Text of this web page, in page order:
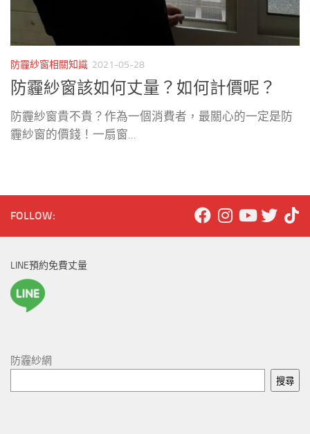
防霾紗窗相關知識 2021-05-28
防霾紗窗該如何丈量？如何計價呢？
防霾紗窗貴不貴？作為一個消費者，最關心的一定是防
霾紗窗的價錢！一扇窗...
FOLLOW:
LINE預約免費丈量
防霾紗網
搜尋